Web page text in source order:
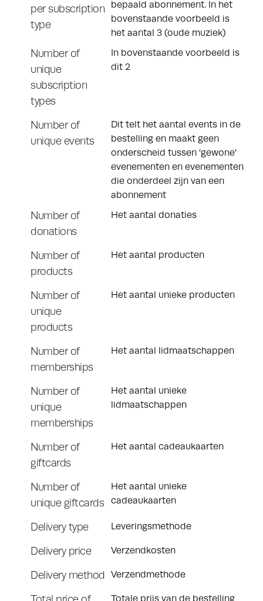
per subscription
type
bepaald abonnement. In het
bovenstaande voorbeeld is
het aantal 3 (oude muziek)
Number of
unique
subscription
types
In bovenstaande voorbeeld is
dit 2
Number of
unique events
Dit telt het aantal events in de
bestelling en maakt geen
onderscheid tussen 'gewone'
evenementen en evenementen
die onderdeel zijn van een
abonnement
Number of
donations
Het aantal donaties
Number of
products
Het aantal producten
Number of
unique
products
Het aantal unieke producten
Number of
memberships
Het aantal lidmaatschappen
Number of
unique
memberships
Het aantal unieke
lidmaatschappen
Number of
giftcards
Het aantal cadeaukaarten
Number of
unique giftcards
Het aantal unieke
cadeaukaarten
Delivery type Leveringsmethode
Delivery price Verzendkosten
Delivery method Verzendmethode